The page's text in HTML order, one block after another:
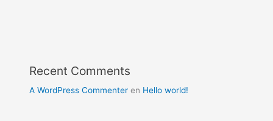
Recent Comments
A WordPress Commenter en Hello world!